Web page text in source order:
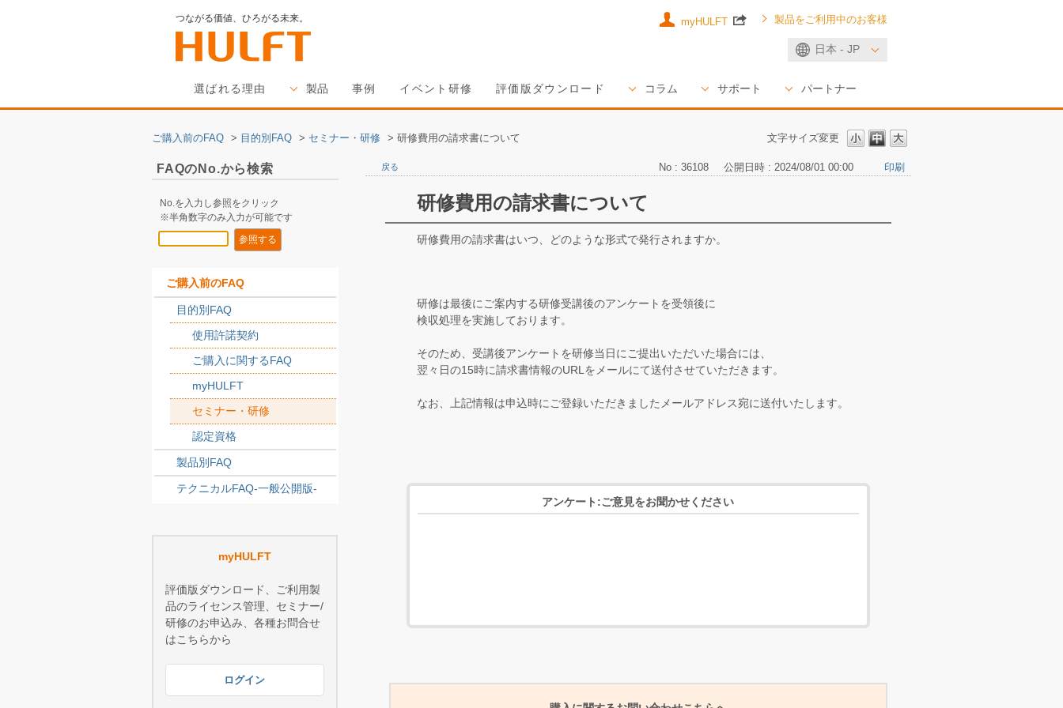
つながる価値、ひろがる未来。
日本 - JP
選ばれる理由 製品 事例 イベント研修 評価版ダウンロード コラム サポート パートナー
myHULFT 製品をご利用中のお客様
文字サイズ変更
ご購入前のFAQ > 目的別FAQ > セミナー・研修 > 研修費用の請求書について
FAQのNo.から検索
No.を入力し参照をクリック
※半角数字のみ入力が可能です
ご購入前のFAQ
目的別FAQ
使用許諾契約
ご購入に関するFAQ
myHULFT
セミナー・研修
認定資格
製品別FAQ
テクニカルFAQ-一般公開版-
myHULFT
評価版ダウンロード、ご利用製
品のライセンス管理、セミナー/
研修のお申込み、各種お問合せ
はこちらから
ログイン
戻る No : 36108 公開日時 : 2024/08/01 00:00 印刷
研修費用の請求書について
研修費用の請求書はいつ、どのような形式で発行されますか。
研修は最後にご案内する研修受講後のアンケートを受領後に
検収処理を実施しております。
そのため、受講後アンケートを研修当日にご提出いただいた場合には、
翌々日の15時に請求書情報のURLをメールにて送付させていただきます。
なお、上記情報は申込時にご登録いただきましたメールアドレス宛に送付いたします。
アンケート:ご意見をお聞かせください